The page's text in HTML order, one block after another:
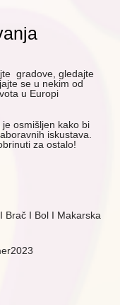
gradove, gledajte
se u nekim od
u Europi
osmišljen kako bi
iskustava.
za ostalo!
Brač I Bol I Makarska